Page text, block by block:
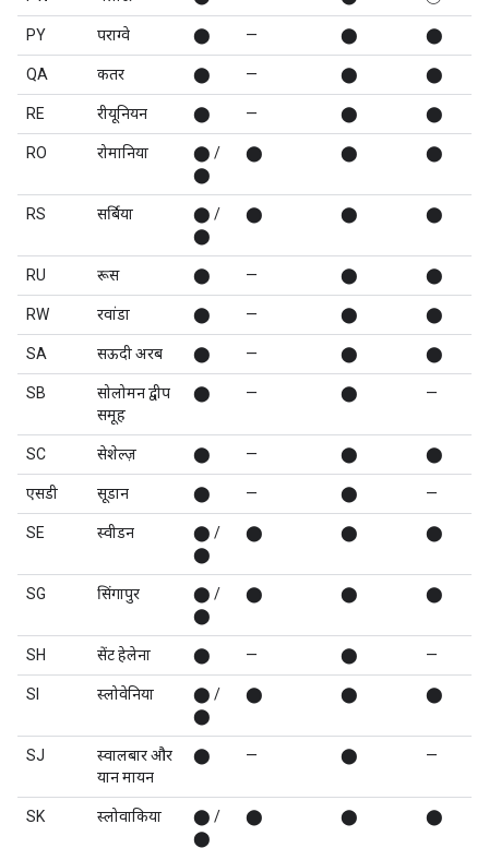
PY पराग्वे ⬤ — ⬤ ⬤
QA कतर ⬤ — ⬤ ⬤
RE रीयूनियन ⬤ — ⬤ ⬤
RO रोमानिया
⬤ /
⬤
⬤ ⬤ ⬤
RS सर्बिया
⬤ /
⬤
⬤ ⬤ ⬤
RU रूस ⬤ — ⬤ ⬤
RW रवांडा ⬤ — ⬤ ⬤
SA सऊदी अरब ⬤ — ⬤ ⬤
SB
सोलोमन द्वीप
समूह
⬤ — ⬤ —
SC सेशेल्ज़ ⬤ — ⬤ ⬤
एसडी सूडान ⬤ — ⬤ —
SE स्वीडन
⬤ /
⬤
⬤ ⬤ ⬤
SG सिंगापुर
⬤ /
⬤
⬤ ⬤ ⬤
SH सेंट हेलेना ⬤ — ⬤ —
SI स्लोवेनिया
⬤ /
⬤
⬤ ⬤ ⬤
SJ
स्वालबार और
यान मायन
⬤ — ⬤ —
SK स्लोवाकिया
⬤ /
⬤
⬤ ⬤ ⬤